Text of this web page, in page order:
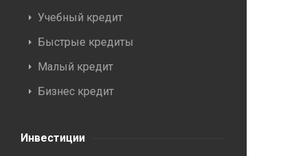
Учебный кредит
Быстрые кредиты
Малый кредит
Бизнес кредит
Инвестиции